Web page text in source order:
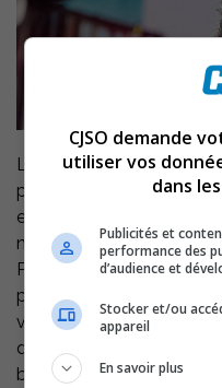
La Ville de Saint-
population à célébrer la
elle, le 24 juin. Sous le
naissance de Guy
Parc de la Pointe-aux-
petits et grands
variée pour toute la
de vélos, maquillage
bottine, parade dans
CJSO demande
utiliser vos
dans
Publicités et
performance des
d’audience et
Stocker et/ou
appareil
En savoir plus